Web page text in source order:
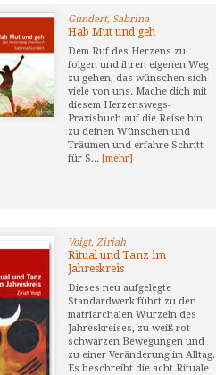
Gundert, Sabrina
Hab Mut und geh
Dem Ruf des Herzens zu
folgen und ihren eigenen Weg
zu gehen, das wünschen sich
viele von uns. Mache dich mit
diesem Herzenswegs-
Praxisbuch auf die Reise hin
zu deinen Wünschen und
Träumen und erfahre Schritt
für S... [mehr]
Voigt, Ziriah
Ritual und Tanz im
Jahreskreis
Dieses neu aufgelegte
Standardwerk führt zu den
matriarchalen Wurzeln des
Jahreskreises, zu weiß-rot-
schwarzen Bewegungen und
zu einer Veränderung im Alltag.
Es beschreibt die acht Rituale